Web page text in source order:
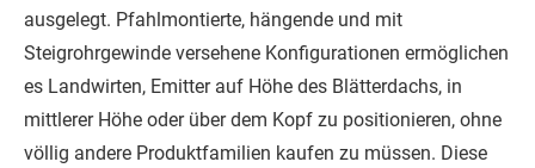
ausgelegt. Pfahlmontierte, hängende und mit
Steigrohrgewinde versehene Konfigurationen ermöglichen
es Landwirten, Emitter auf Höhe des Blätterdachs, in
mittlerer Höhe oder über dem Kopf zu positionieren, ohne
völlig andere Produktfamilien kaufen zu müssen. Diese